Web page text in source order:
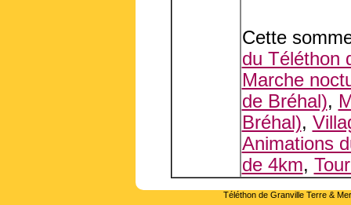
Cette
du Téléthon
Marche
de Bréhal),
Bréhal),
Animations
de 4km,
Téléthon de Granville Terre &